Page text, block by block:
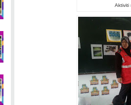
Aktiviti